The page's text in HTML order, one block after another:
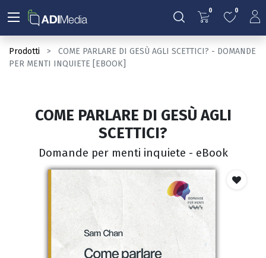
0 0
Prodotti
COME PARLARE DI GESÙ AGLI SCETTICI? - DOMANDE
PER MENTI INQUIETE [EBOOK]
COME PARLARE DI GESÙ AGLI
SCETTICI?
Domande per menti inquiete - eBook